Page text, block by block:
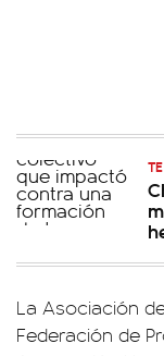
La Asociación
Federación de